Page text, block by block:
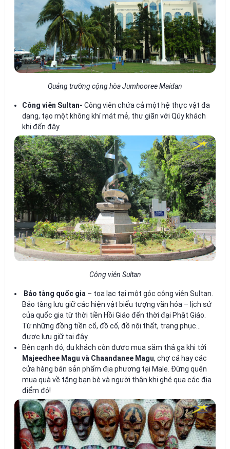
Quảng trường cộng hòa Jumhooree Maidan
Công viên Sultan- Công viên chứa cả một hệ thực vật đa
dạng, tạo một không khí mát mẻ, thư giãn với Qúy khách
khi đến đây.
Công viên Sultan
Bảo tàng quốc gia – tọa lạc tại một góc công viên Sultan.
Bảo tàng lưu giữ các hiện vật biểu tượng văn hóa – lịch sử
của quốc gia từ thời tiền Hồi Giáo đến thời đại Phật Giáo.
Từ những đồng tiền cổ, đồ cổ, đồ nội thất, trang phục…
được lưu giữ tại đây.
Bên cạnh đó, du khách còn được mua sắm thả ga khi tới
Majeedhee Magu và Chaandanee Magu, chợ cá hay các
cửa hàng bán sản phẩm địa phương tại Male. Đừng quên
mua quà về tặng bạn bè và người thân khi ghé qua các địa
điểm đó!